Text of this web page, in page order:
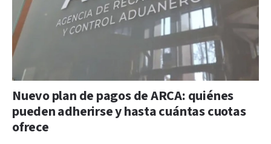
Nuevo plan de pagos de ARCA: quiénes
pueden adherirse y hasta cuántas cuotas
ofrece